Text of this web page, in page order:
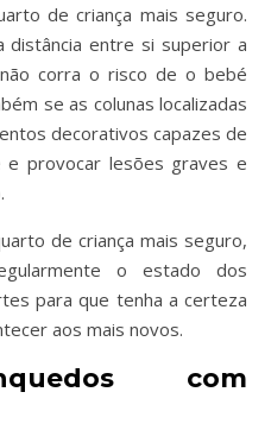
de criança mais seguro.
distância entre si superior a
corra o risco de o bebé
se as colunas localizadas
decorativos capazes de
provocar lesões graves e
de criança mais seguro,
o estado dos
para que tenha a certeza
aos mais novos.
com